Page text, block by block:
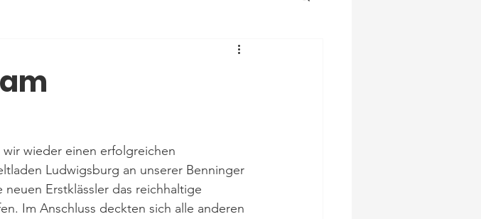
wieder einen erfolgreichen
Ludwigsburg an unserer Benninger
Erstklässler das reichhaltige
Im Anschluss deckten sich alle anderen